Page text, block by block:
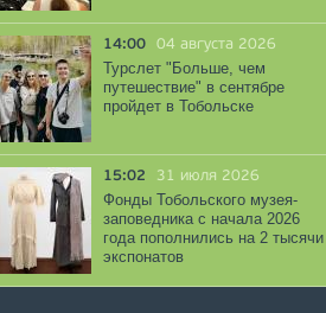
14:00 04 августа 2026
Турслет "Больше, чем
путешествие" в сентябре
пройдет в Тобольске
15:02 31 июля 2026
Фонды Тобольского музея-
заповедника с начала 2026
года пополнились на 2 тысячи
экспонатов